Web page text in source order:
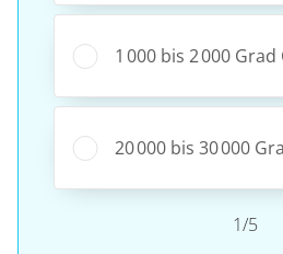
1 000 bis 2 000 Grad
20 000 bis 30 000
1/5